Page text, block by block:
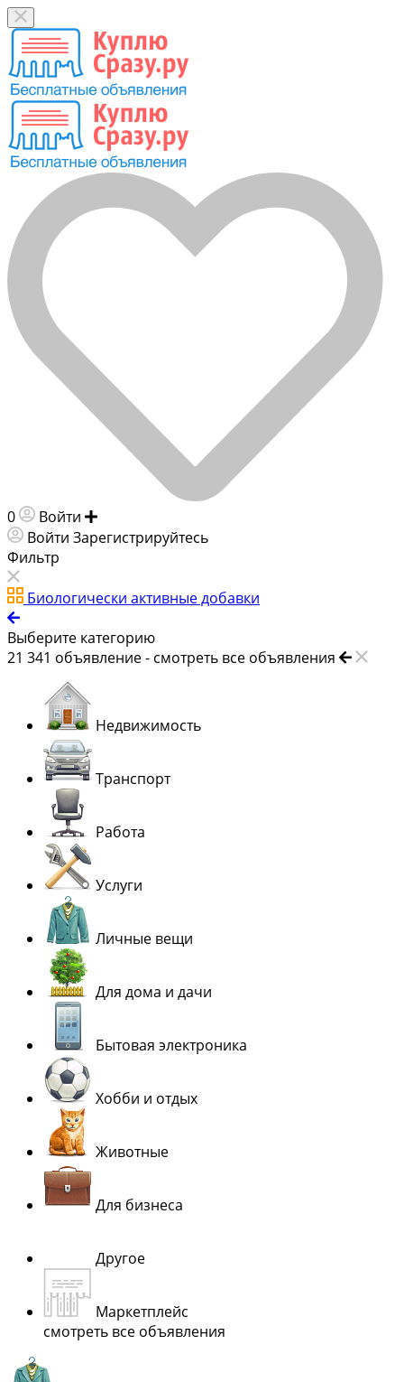
0 Войти
Войти Зарегистрируйтесь
Фильтр
Биологически активные добавки
Выберите категорию
21 341 объявление - смотреть все объявления
Недвижимость
Транспорт
Работа
Услуги
Личные вещи
Для дома и дачи
Бытовая электроника
Хобби и отдых
Животные
Для бизнеса
Другое
Маркетплейс
смотреть все объявления